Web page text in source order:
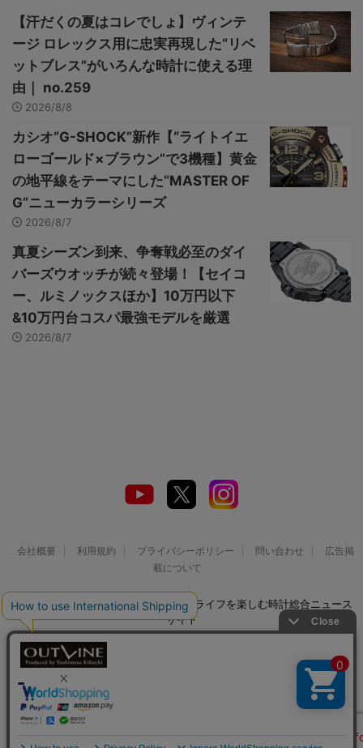
【汗だくの夏はコレでしょ】ヴィンテ
ージ ロレックス用に忠実再現した“リベ
ットブレス”がいろんな時計に使える理
由｜ no.259
2026/8/8
カシオ“G-SHOCK”新作【“ライトイエ
ローゴールド×ブラウン”で3機種】黄金
の地平線をテーマにした“MASTER OF
G”ニューカラーシリーズ
2026/8/7
真夏シーズン到来、争奪戦必至のダイ
バーズウオッチが続々登場！【セイコ
ー、ルミノックスほか】10万円以下
&10万円台コスパ最強モデルを厳選
2026/8/7
会社概要 利用規約 プライバシーポリシー 問い合わせ
広告掲
載について
© 2026 Watch LIFE NEWS｜ウオッチライフを楽しむ時計総合ニュース
サイト